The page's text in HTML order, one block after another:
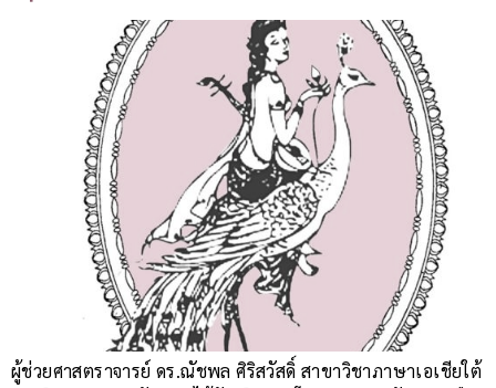
ผู้ช่วยศาสตราจารย์ ดร.ณัชพล ศิริสวัสดิ์ สาขาวิชาภาษาเอเชียใต้